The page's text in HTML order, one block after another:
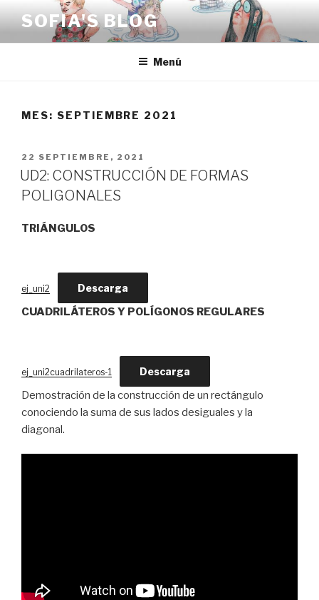
contenido
SOFIA'S BLOG
Menú
MES: SEPTIEMBRE 2021
PUBLICADO
EL
22 SEPTIEMBRE, 2021
UD2: CONSTRUCCIÓN DE FORMAS
POLIGONALES
TRIÁNGULOS
ej_uni2 Descarga
CUADRILÁTEROS Y POLÍGONOS REGULARES
ej_uni2cuadrilateros-1 Descarga
Demostración de la construcción de un rectángulo
conociendo la suma de sus lados desiguales y la
diagonal.